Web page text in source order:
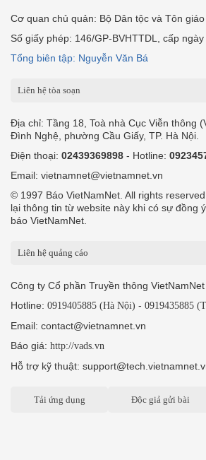
Cơ quan chủ quản: Bộ Dân tộc và Tôn giáo
Số giấy phép: 146/GP-BVHTTDL, cấp
Tổng biên tập: Nguyễn Văn Bá
Liên hệ tòa soạn
Địa chỉ: Tầng 18, Toà nhà Cục Viễn thông
Đình Nghệ, phường Cầu Giấy, TP. Hà Nội.
Điện thoại: 02439369898 - Hotline:
Email: vietnamnet@vietnamnet.vn
© 1997 Báo VietNamNet. All rights
lại thông tin từ website này khi có sự đồng
báo VietNamNet.
Liên hệ quảng cáo
Công ty Cổ phần Truyền thông VietNamNet
Hotline: 0919405885 (Hà Nội) - 0919435885
Email: contact@vietnamnet.vn
Báo giá: http://vads.vn
Hỗ trợ kỹ thuật:
Tải ứng dụng Độc giả gửi bài